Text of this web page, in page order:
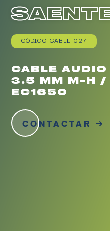
CÓDIGO: CABLE 027
CABLE
3.5 MM M-H
EC1650
CONTACTAR